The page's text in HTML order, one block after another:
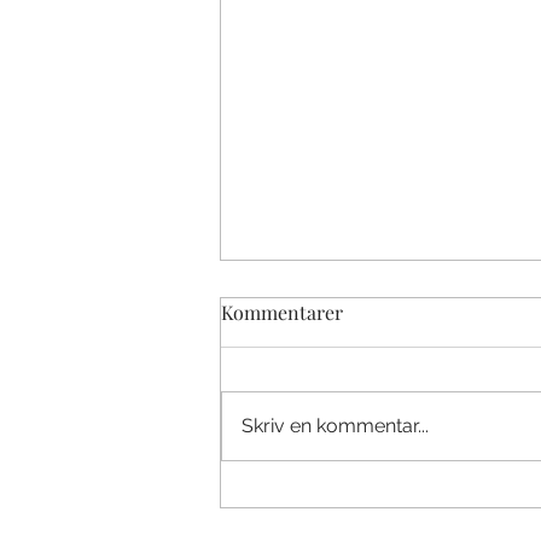
Kommentarer
Skriv en kommentar...